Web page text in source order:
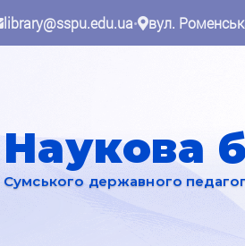
library@sspu.edu.ua• вул.
Наукова
Сумського державного